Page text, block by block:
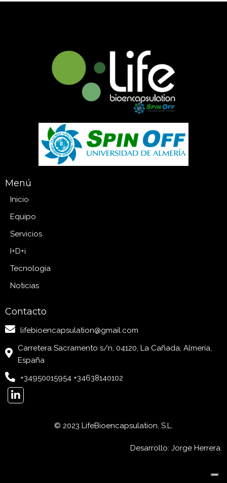
Menú
Inicio
Equipo
Servicios
I+D+i
Tecnología
Noticias
Contacto
lifebioencapsulation@gmail.com
Carretera Sacramento s/n, 04120, La Cañada, Almería,
España
+34950015954 +34638140102
© 2023 LifeBioencapsulation, S.L.
Desarrollo: Jorge Herrera.